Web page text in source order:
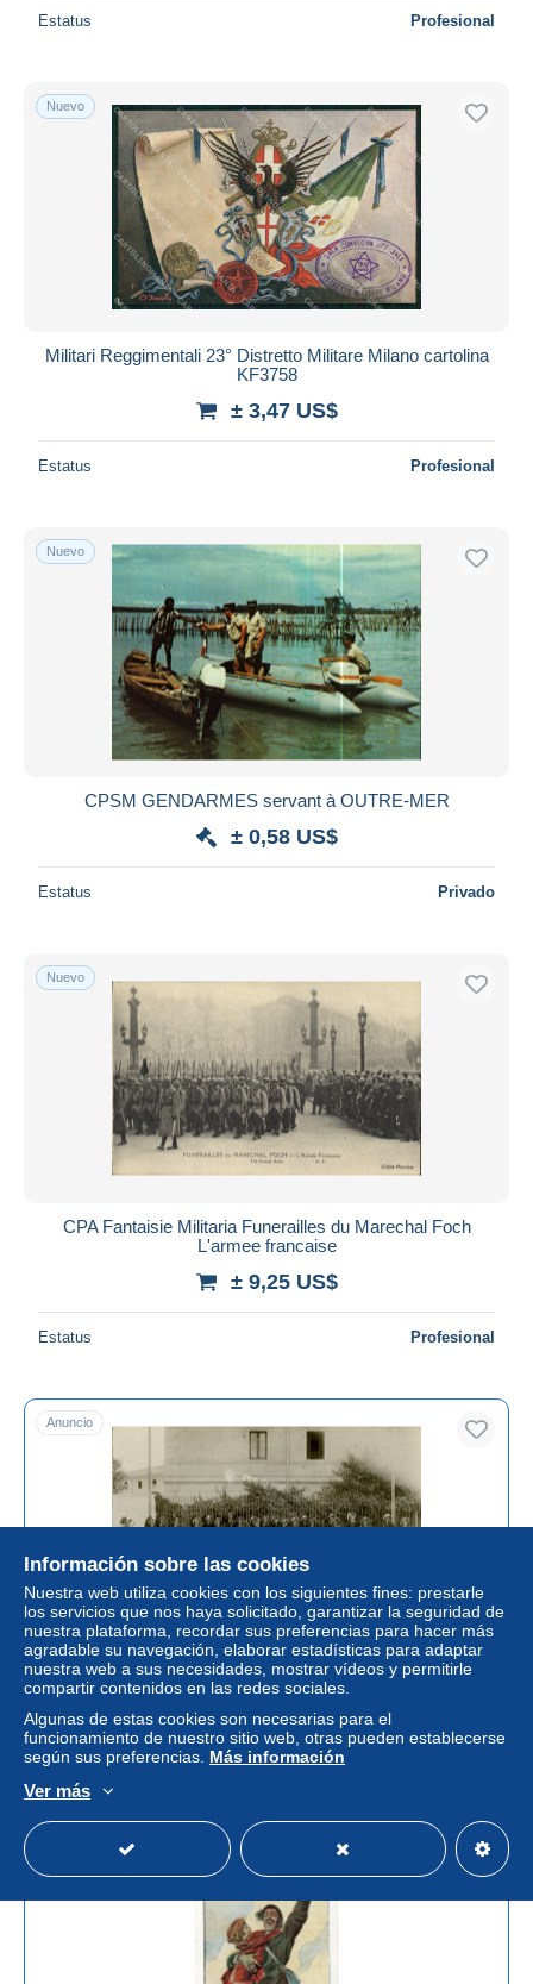
Estatus Profesional
Nuevo
Militari Reggimentali 23° Distretto Militare Milano cartolina
KF3758
± 3,47 US$
Estatus Profesional
Nuevo
CPSM GENDARMES servant à OUTRE-MER
± 0,58 US$
Estatus Privado
Nuevo
CPA Fantaisie Militaria Funerailles du Marechal Foch
L'armee francaise
± 9,25 US$
Estatus Profesional
Anuncio
Rara Cartolina Storica Compagnia Ciclisti 9°
Bersaglieri Sicilia 1903 650 Km Militaria
± 231,18 US$
Estatus
Información sobre las cookies
Nuestra web utiliza cookies con los siguientes fines: prestarle
los servicios que nos haya solicitado, garantizar la seguridad de
nuestra plataforma, recordar sus preferencias para hacer más
agradable su navegación, elaborar estadísticas para adaptar
nuestra web a sus necesidades, mostrar vídeos y permitirle
compartir contenidos en las redes sociales.
Algunas de estas cookies son necesarias para el
funcionamiento de nuestro sitio web, otras pueden establecerse
según sus preferencias. Más información
Ver más